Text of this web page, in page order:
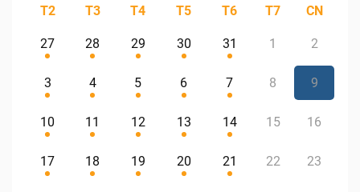
T2 T3 T4 T5 T6 T7 CN
27 28 29 30 31 1 2
3 4 5 6 7 8 9
10 11 12 13 14 15 16
17 18 19 20 21 22 23